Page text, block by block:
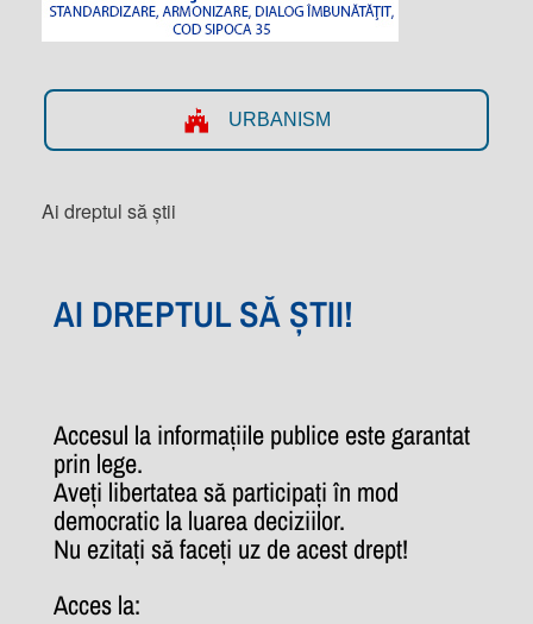
URBANISM
Ai dreptul să știi
AI DREPTUL SĂ ȘTII!
Accesul la informațiile publice este garantat
prin lege.
Aveți libertatea să participați în mod
democratic la luarea deciziilor.
Nu ezitați să faceți uz de acest drept!
Acces la: